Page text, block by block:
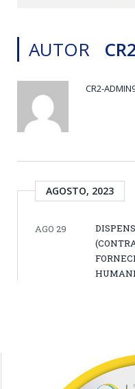
AUTOR
CR2-
AGOSTO, 2023
AGO 29